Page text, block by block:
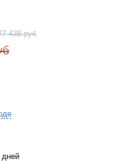
438 руб
дней